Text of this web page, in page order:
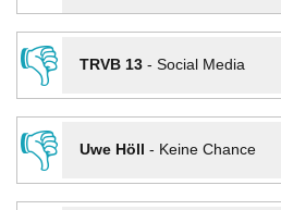
👎
TRVB 13- Social Media
👎
Uwe Höll - Keine Chance